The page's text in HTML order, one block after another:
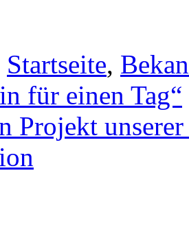
Startseite,
für einen Tag“
Projekt